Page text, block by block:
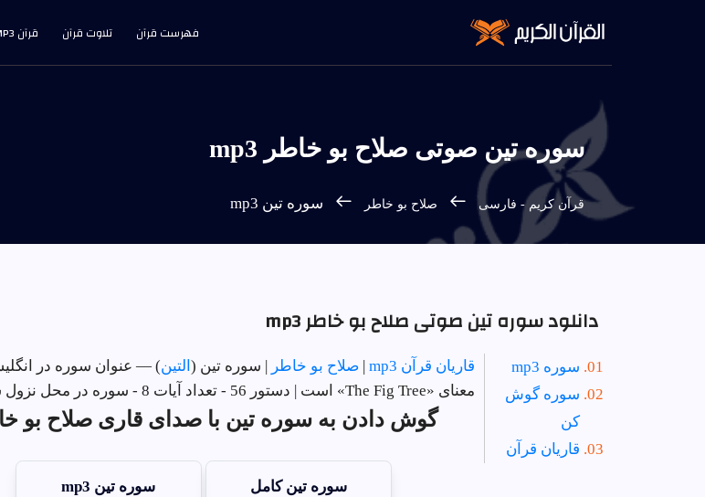
فهرست قرآن تلاوت قرآن قرآن MP3
سوره تين صوتی صلاح بو خاطر mp3
قرآن كريم - فارسى صلاح بو خاطر سوره تين mp3
دانلود سوره تين صوتی صلاح بو خاطر mp3
سوره mp3
سوره گوش
کن
قاریان قرآن
قاریان قرآن mp3 | صلاح بو خاطر | سوره تين ( التين) — عنوان سوره در
معنای «The Fig Tree» است | دستور 56 - تعداد آیات 8 - سوره در
محل نزول
گوش دادن به سوره تين با صدای قاری صلاح بو
سوره تين کامل سوره تين mp3